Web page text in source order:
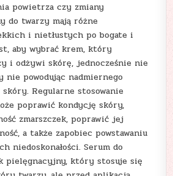
powietrza czy zmiany
do twarzy mają różne
i nietłustych po bogate i
aby wybrać krem, który
i odżywi skórę, jednocześnie nie
nie powodując nadmiernego
Regularne stosowanie
poprawić kondycję skóry,
zmarszczek, poprawić jej
a także zapobiec powstawaniu
niedoskonałości. Serum do
pielęgnacyjny, który stosuje się